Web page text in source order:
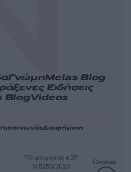
ΓνώμηMelas Blog
Ειδήσεις
BlogVideos
Διαφήμιση
Πληροφορίες α.27
Ν.5253/2025
Cookies